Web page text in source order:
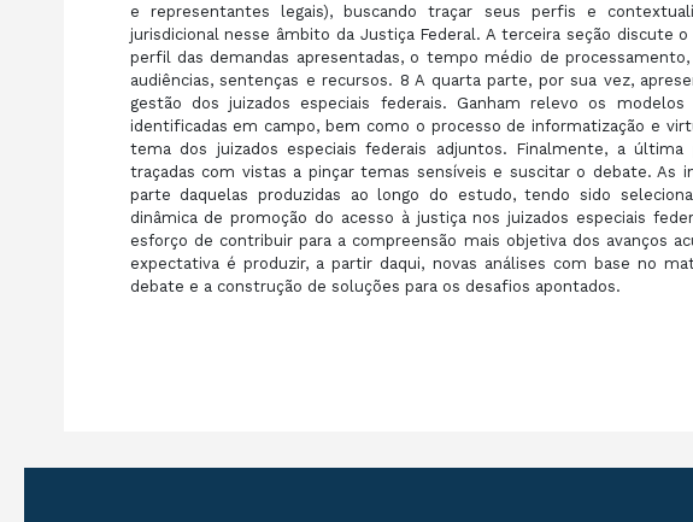
e representantes legais), buscando traçar seus perfis e
jurisdicional nesse âmbito da Justiça Federal. A terceira seção discute
perfil das demandas apresentadas, o tempo médio de
audiências, sentenças e recursos. 8 A quarta parte, por sua vez,
gestão dos juizados especiais federais. Ganham relevo os
identificadas em campo, bem como o processo de informatização e
tema dos juizados especiais federais adjuntos. Finalmente, a
traçadas com vistas a pinçar temas sensíveis e suscitar o debate. As
parte daquelas produzidas ao longo do estudo, tendo sido
dinâmica de promoção do acesso à justiça nos juizados especiais
esforço de contribuir para a compreensão mais objetiva dos avanços
expectativa é produzir, a partir daqui, novas análises com base no
debate e a construção de soluções para os desafios apontados.